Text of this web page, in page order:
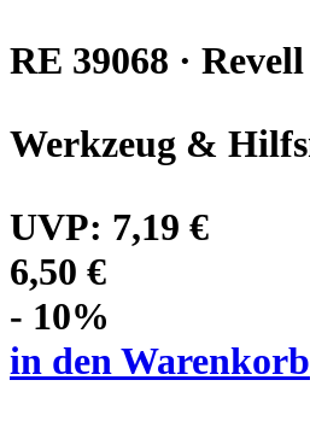
RE 39068 · Revell
Werkzeug &
UVP: 7,19 €
6,50 €
- 10%
in den Warenkorb